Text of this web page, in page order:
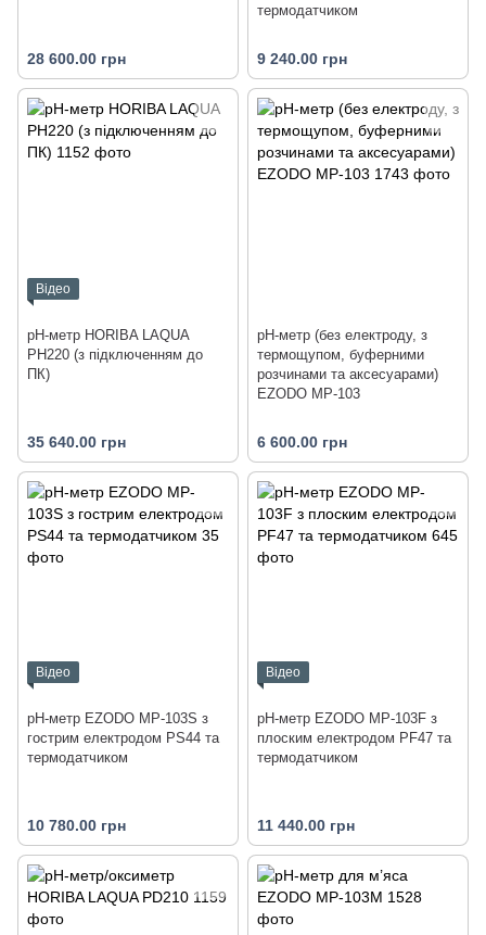
28 600.00 грн
термодатчиком
9 240.00 грн
Відео
pH-метр HORIBA LAQUA
PH220 (з підключенням до
ПК)
35 640.00 грн
рН-метр (без електроду, з
термощупом, буферними
розчинами та аксесуарами)
EZODO MP-103
6 600.00 грн
Відео
рН-метр EZODO MP-103S з
гострим електродом PS44 та
термодатчиком
10 780.00 грн
Відео
рН-метр EZODO MP-103F з
плоским електродом PF47 та
термодатчиком
11 440.00 грн